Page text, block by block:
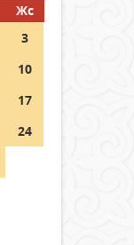
Жс
3
10
17
24